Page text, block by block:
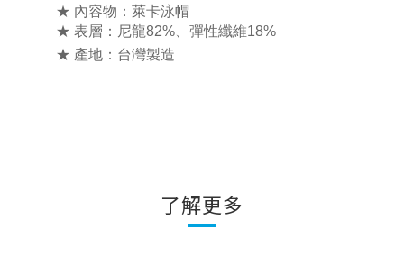
★ 內容物：萊卡泳帽
★ 表層： 尼龍82%、彈性纖維18%
★ 產地：台灣製造
了解更多